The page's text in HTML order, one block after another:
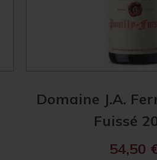
Domaine J.A.
Fuissé
54,50